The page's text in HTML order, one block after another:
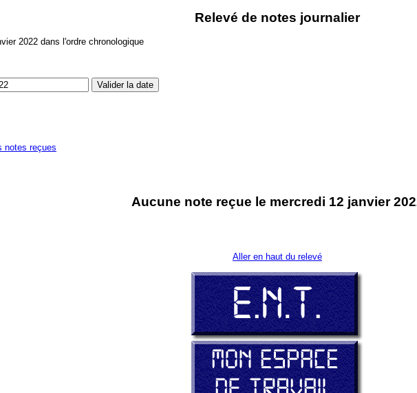
Relevé de notes journalier
2022 dans l'ordre chronologique
notes reçues
Aucune note reçue le mercredi 12 janvier
Aller en haut du relevé